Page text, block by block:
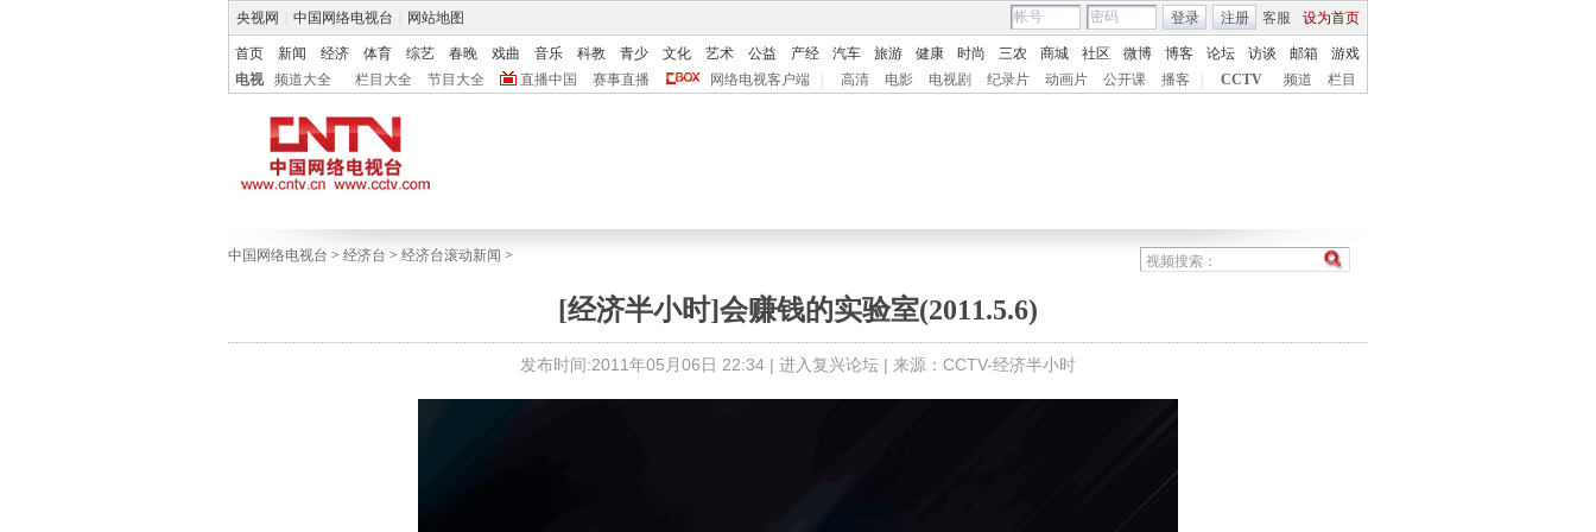
央视网 中国网络电视台 网站地图 客服 设为首页
登录 注册
首页 新闻 经济 体育 综艺 春晚 戏曲 音乐 科教 青少 文化 艺术 公益 产经 汽车 旅游 健康 时尚 三农 商城 社区 微博 博客 论坛 访谈 邮箱
游戏
电视
频道大全 栏目大全 节目大全 直播中国 赛事直播 网络电视客户端 高清 电影 电视剧 纪录片 动画片 公开课 播客 CCTV 频道 栏目
中国网络电视台 > 经济台 > 经济台滚动新闻 >
[经济半小时]会赚钱的实验室(2011.5.6)
发布时间:2011年05月06日 22:34 | 进入复兴论坛 | 来源：CCTV-经济半小时